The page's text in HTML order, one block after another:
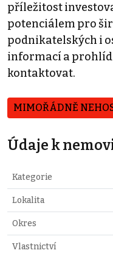
příležitost
potenciálem pro
podnikatelských i
informací a
kontaktovat.
MIMOŘÁDNĚ
Údaje k
Kategorie
Lokalita
Okres
Vlastnictví